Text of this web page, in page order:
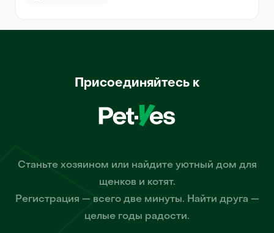
Присоединяйтесь к
Станьте хозяином или найдите уютный дом для
щенков и котят.
Регистрация — всего две минуты. Найти друга —
целые годы радости.